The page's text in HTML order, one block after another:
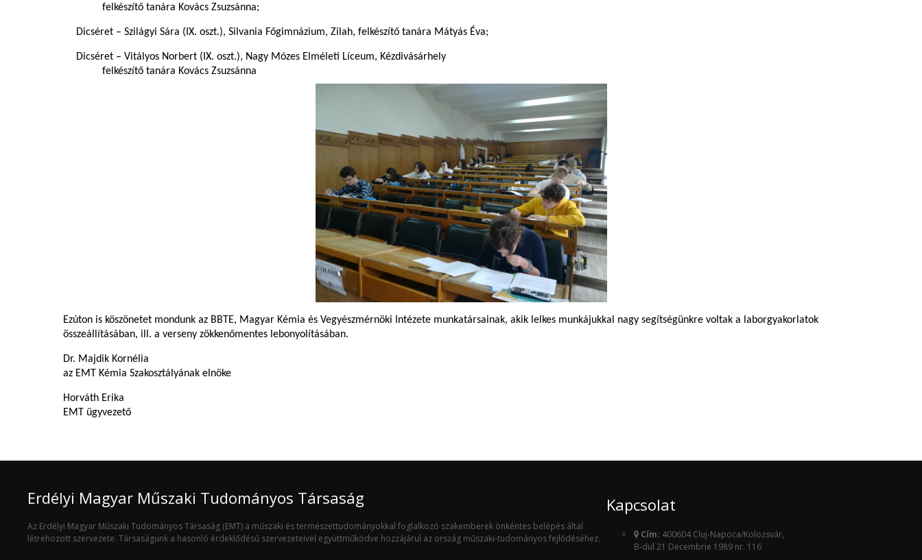
felkészítő tanára Kovács Zsuzsánna;
Dicséret – Szilágyi Sára (IX. oszt.), Silvania Főgimnázium, Zilah, felkészítő tanára Mátyás Éva;
Dicséret –Vitályos Norbert (IX. oszt.), Nagy Mózes Elméleti Líceum, Kézdivásárhely
felkészítő tanára Kovács Zsuzsánna
Ezúton is köszönetet mondunk az BBTE, Magyar Kémia és Vegyészmérnöki Intézete munkatársainak, akik lelkes munkájukkal nagy segítségünkre voltak a laborgyakorlatok
összeállításában, ill. a verseny zökkenőmentes lebonyolításában.
Dr. Majdik Kornélia
az EMT Kémia Szakosztályának elnöke
Horváth Erika
EMT ügyvezető
Erdélyi Magyar Műszaki Tudományos Társaság
Az Erdélyi Magyar Műszaki Tudományos Társaság (EMT) a műszaki és természettudományokkal foglalkozó szakemberek önkéntes belépés által
létrehozott szervezete. Társaságunk a hasonló érdeklődésű szervezeteivel együttműködve hozzájárul az ország műszaki-tudományos fejlődéséhez.
Kapcsolat
Cím: 400604 Cluj-Napoca/Kolozsvár,
B-dul 21 Decembrie 1989 nr. 116